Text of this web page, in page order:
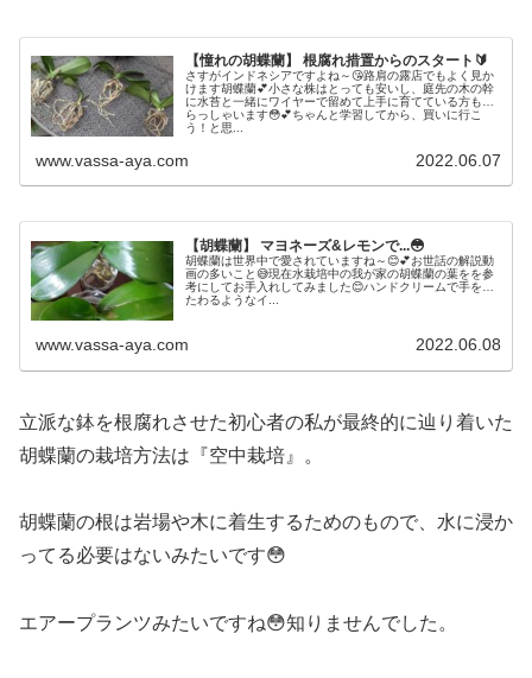
【憧れの胡蝶蘭】 根腐れ措置からのスタート🔰
さすがインドネシアですよね～😘路肩の露店でもよく見か
けます胡蝶蘭💕小さな株はとっても安いし、庭先の木の幹
に水苔と一緒にワイヤーで留めて上手に育てている方もい
らっしゃいます😳💕ちゃんと学習してから、買いに行こ
う！と思...
www.vassa-aya.com 2022.06.07
【胡蝶蘭】 マヨネーズ&レモンで...😳
胡蝶蘭は世界中で愛されていますね～😊💕お世話の解説動
画の多いこと😅現在水栽培中の我が家の胡蝶蘭の葉をを参
考にしてお手入れしてみました😊ハンドクリームで手をい
たわるようなイ...
www.vassa-aya.com 2022.06.08
立派な鉢を根腐れさせた初心者の私が最終的に辿り着いた
胡蝶蘭の栽培方法は『空中栽培』。
胡蝶蘭の根は岩場や木に着生するためのもので、水に浸か
ってる必要はないみたいです😳
エアープランツみたいですね😳知りませんでした。